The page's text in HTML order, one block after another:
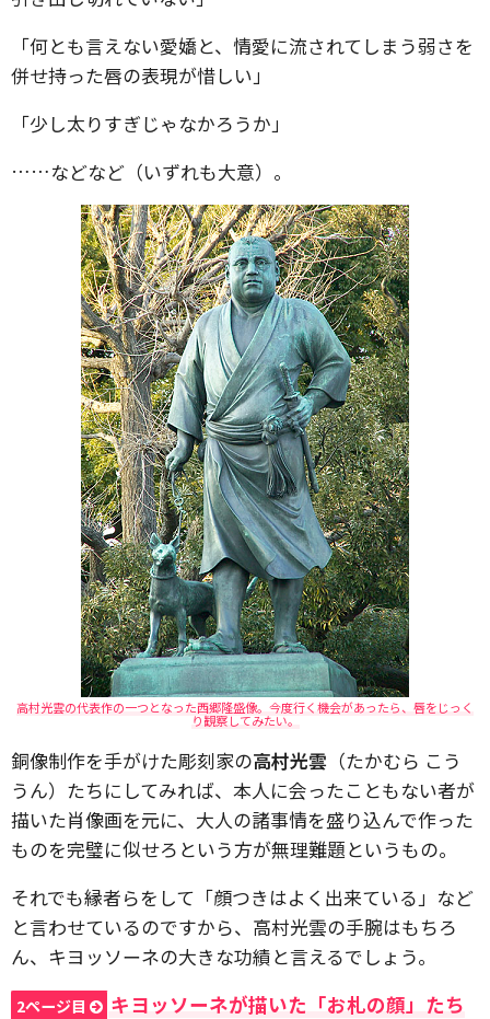
「何とも言えない愛嬌と、情愛に流されてしまう弱さを
併せ持った唇の表現が惜しい」
「少し太りすぎじゃなかろうか」
……などなど（いずれも大意）。
高村光雲の代表作の一つとなった西郷隆盛像。今度行く機会があったら、唇をじっく
り観察してみたい。
銅像制作を手がけた彫刻家の高村光雲 （たかむら こう
うん）たちにしてみれば、本人に会ったこともない者が
描いた肖像画を元に、大人の諸事情を盛り込んで作った
ものを完璧に似せろという方が無理難題というもの。
それでも縁者らをして「顔つきはよく出来ている」など
と言わせているのですから、高村光雲の手腕はもちろ
ん、キヨッソーネの大きな功績と言えるでしょう。
2ページ目 キヨッソーネが描いた「お札の顔」たち